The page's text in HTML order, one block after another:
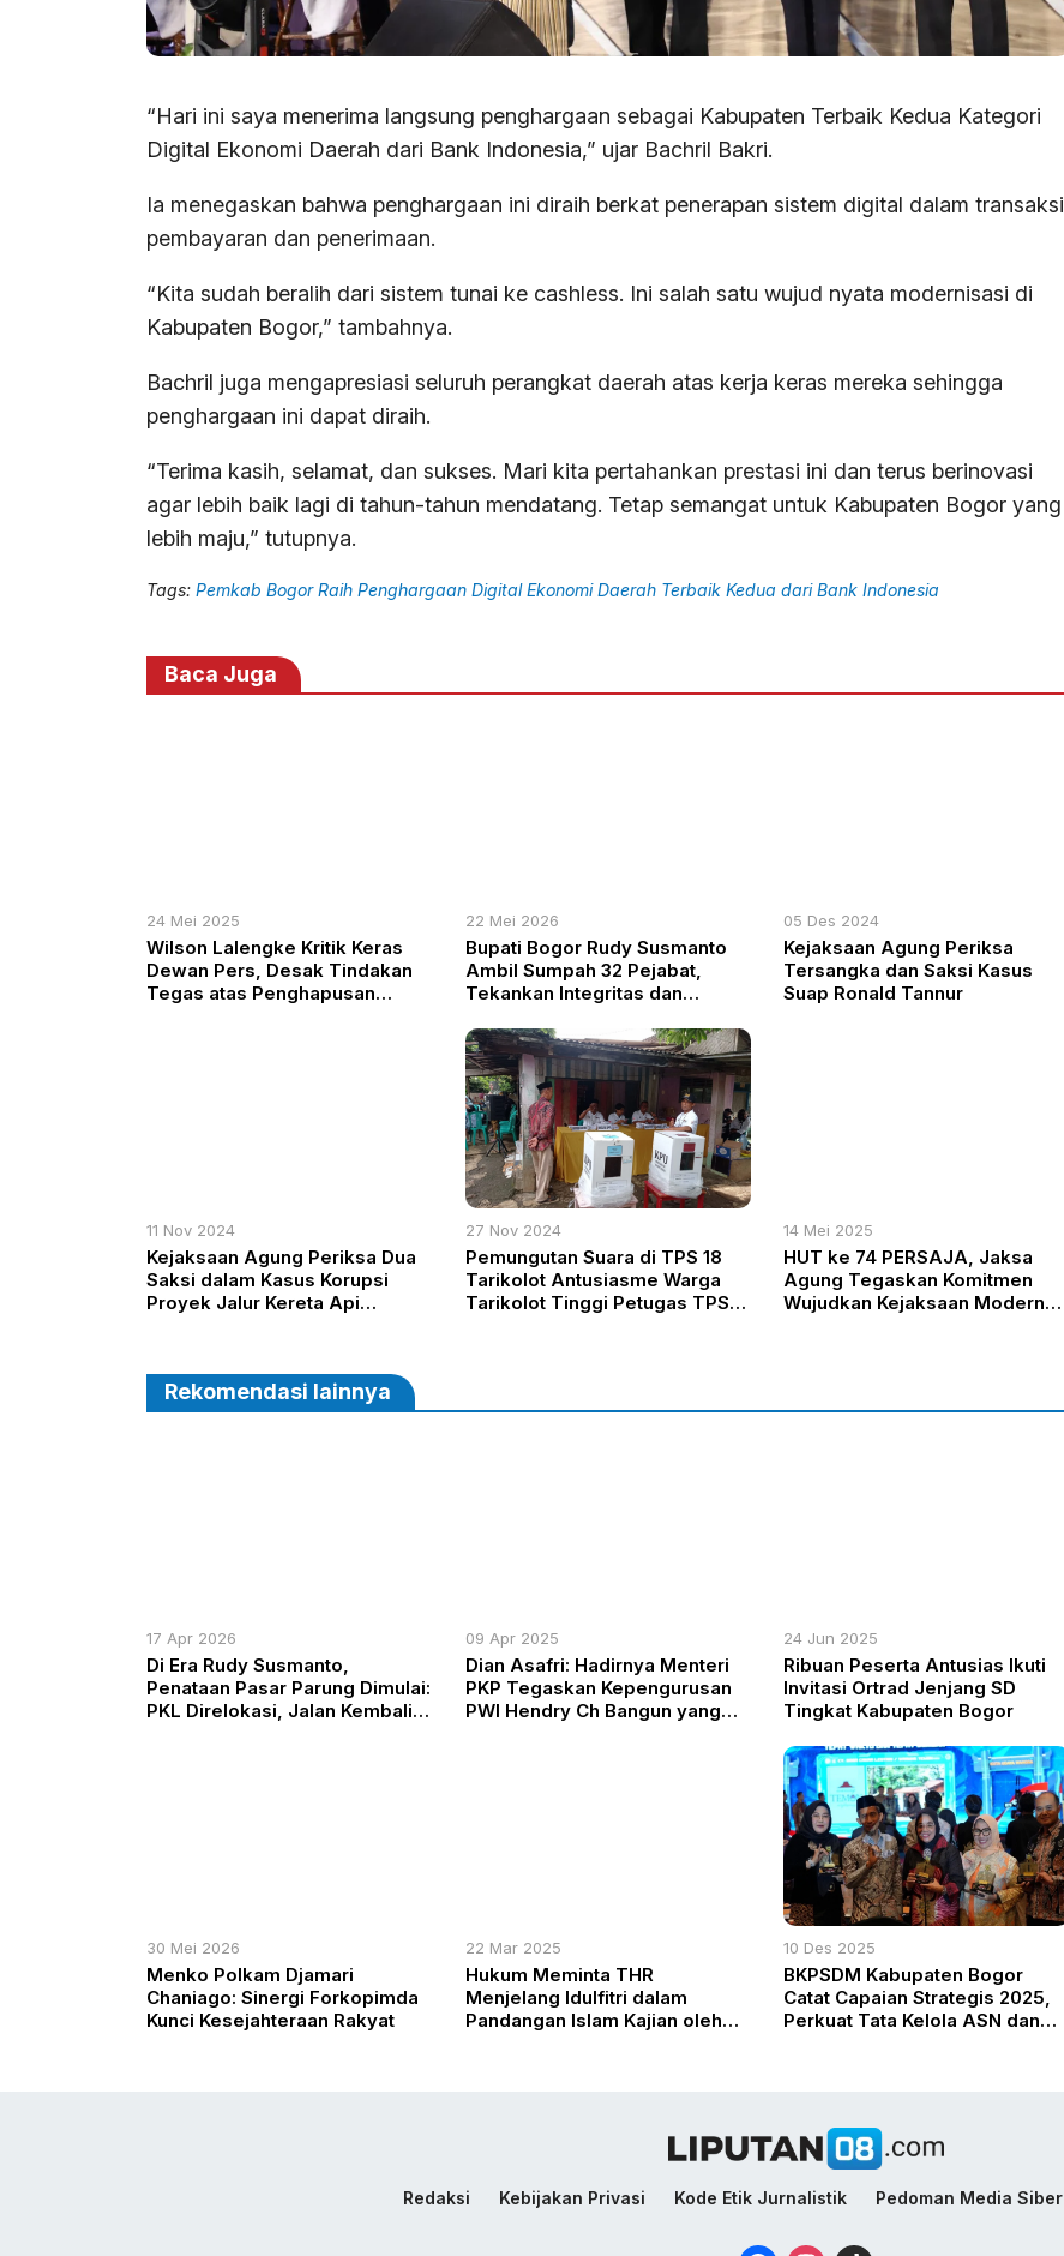
“Hari ini saya menerima langsung penghargaan sebagai Kabupaten Terbaik Kedua Kategori
Digital Ekonomi Daerah dari Bank Indonesia,” ujar Bachril Bakri.
Ia menegaskan bahwa penghargaan ini diraih berkat penerapan sistem digital dalam transaksi
pembayaran dan penerimaan.
“Kita sudah beralih dari sistem tunai ke cashless. Ini salah satu wujud nyata modernisasi di
Kabupaten Bogor,” tambahnya.
Bachril juga mengapresiasi seluruh perangkat daerah atas kerja keras mereka sehingga
penghargaan ini dapat diraih.
“Terima kasih, selamat, dan sukses. Mari kita pertahankan prestasi ini dan terus berinovasi
agar lebih baik lagi di tahun-tahun mendatang. Tetap semangat untuk Kabupaten Bogor yang
lebih maju,” tutupnya.
Tags: Pemkab Bogor Raih Penghargaan Digital Ekonomi Daerah Terbaik Kedua dari Bank Indonesia
Baca Juga
24 Mei 2025
Wilson Lalengke Kritik Keras
Dewan Pers, Desak Tindakan
Tegas atas Penghapusan
22 Mei 2026
Bupati Bogor Rudy Susmanto
Ambil Sumpah 32 Pejabat,
Tekankan Integritas dan
05 Des 2024
Kejaksaan Agung Periksa
Tersangka dan Saksi Kasus
Suap Ronald Tannur
11 Nov 2024
Kejaksaan Agung Periksa Dua
Saksi dalam Kasus Korupsi
Proyek Jalur Kereta Api
27 Nov 2024
Pemungutan Suara di TPS 18
Tarikolot Antusiasme Warga
Tarikolot Tinggi Petugas TPS
14 Mei 2025
HUT ke 74 PERSAJA, Jaksa
Agung Tegaskan Komitmen
Wujudkan Kejaksaan Modern
Rekomendasi lainnya
17 Apr 2026
Di Era Rudy Susmanto,
Penataan Pasar Parung Dimulai:
PKL Direlokasi, Jalan Kembali
09 Apr 2025
Dian Asafri: Hadirnya Menteri
PKP Tegaskan Kepengurusan
PWI Hendry Ch Bangun yang
24 Jun 2025
Ribuan Peserta Antusias Ikuti
Invitasi Ortrad Jenjang SD
Tingkat Kabupaten Bogor
30 Mei 2026
Menko Polkam Djamari
Chaniago: Sinergi Forkopimda
Kunci Kesejahteraan Rakyat
22 Mar 2025
Hukum Meminta THR
Menjelang Idulfitri dalam
Pandangan Islam Kajian oleh
10 Des 2025
BKPSDM Kabupaten Bogor
Catat Capaian Strategis 2025,
Perkuat Tata Kelola ASN dan
Redaksi Kebijakan Privasi Kode Etik Jurnalistik Pedoman Media Siber